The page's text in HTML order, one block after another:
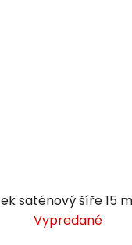
saténový šíře 15
Vypredané